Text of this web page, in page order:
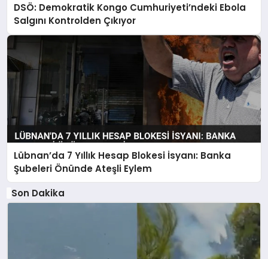
DSÖ: Demokratik Kongo Cumhuriyeti’ndeki Ebola
Salgını Kontrolden Çıkıyor
Lübnan’da 7 Yıllık Hesap Blokesi İsyanı: Banka
Şubeleri Önünde Ateşli Eylem
Son Dakika